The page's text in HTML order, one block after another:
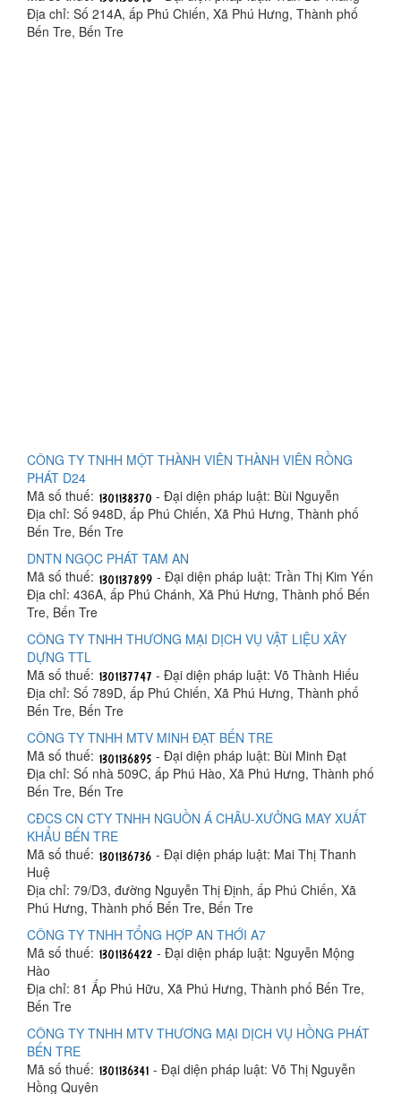
Địa chỉ: Số 214A, ấp Phú Chiến, Xã Phú Hưng, Thành phố
Bến Tre, Bến Tre
CÔNG TY TNHH MỘT THÀNH VIÊN THÀNH VIÊN RỒNG
PHÁT D24
Mã số thuế:
- Đại diện pháp luật: Bùi Nguyễn
Địa chỉ: Số 948D, ấp Phú Chiến, Xã Phú Hưng, Thành phố
Bến Tre, Bến Tre
DNTN NGỌC PHÁT TAM AN
Mã số thuế:
- Đại diện pháp luật: Trần Thị Kim Yến
Địa chỉ: 436A, ấp Phú Chánh, Xã Phú Hưng, Thành phố Bến
Tre, Bến Tre
CÔNG TY TNHH THƯƠNG MẠI DỊCH VỤ VẬT LIỆU XÂY
DỰNG TTL
Mã số thuế:
- Đại diện pháp luật: Võ Thành Hiếu
Địa chỉ: Số 789D, ấp Phú Chiến, Xã Phú Hưng, Thành phố
Bến Tre, Bến Tre
CÔNG TY TNHH MTV MINH ĐẠT BẾN TRE
Mã số thuế:
- Đại diện pháp luật: Bùi Minh Đạt
Địa chỉ: Số nhà 509C, ấp Phú Hào, Xã Phú Hưng, Thành phố
Bến Tre, Bến Tre
CĐCS CN CTY TNHH NGUỒN Á CHÂU-XƯỞNG MAY XUẤT
KHẨU BẾN TRE
Mã số thuế:
- Đại diện pháp luật: Mai Thị Thanh
Huệ
Địa chỉ: 79/D3, đường Nguyễn Thị Định, ấp Phú Chiến, Xã
Phú Hưng, Thành phố Bến Tre, Bến Tre
CÔNG TY TNHH TỔNG HỢP AN THỚI A7
Mã số thuế:
- Đại diện pháp luật: Nguyễn Mộng
Hào
Địa chỉ: 81 Ấp Phú Hữu, Xã Phú Hưng, Thành phố Bến Tre,
Bến Tre
CÔNG TY TNHH MTV THƯƠNG MẠI DỊCH VỤ HỒNG PHÁT
BẾN TRE
Mã số thuế:
- Đại diện pháp luật: Võ Thị Nguyễn
Hồng Quyên